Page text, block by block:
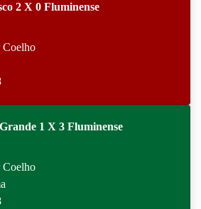
2 X 0 Fluminense
1 X 3 Fluminense